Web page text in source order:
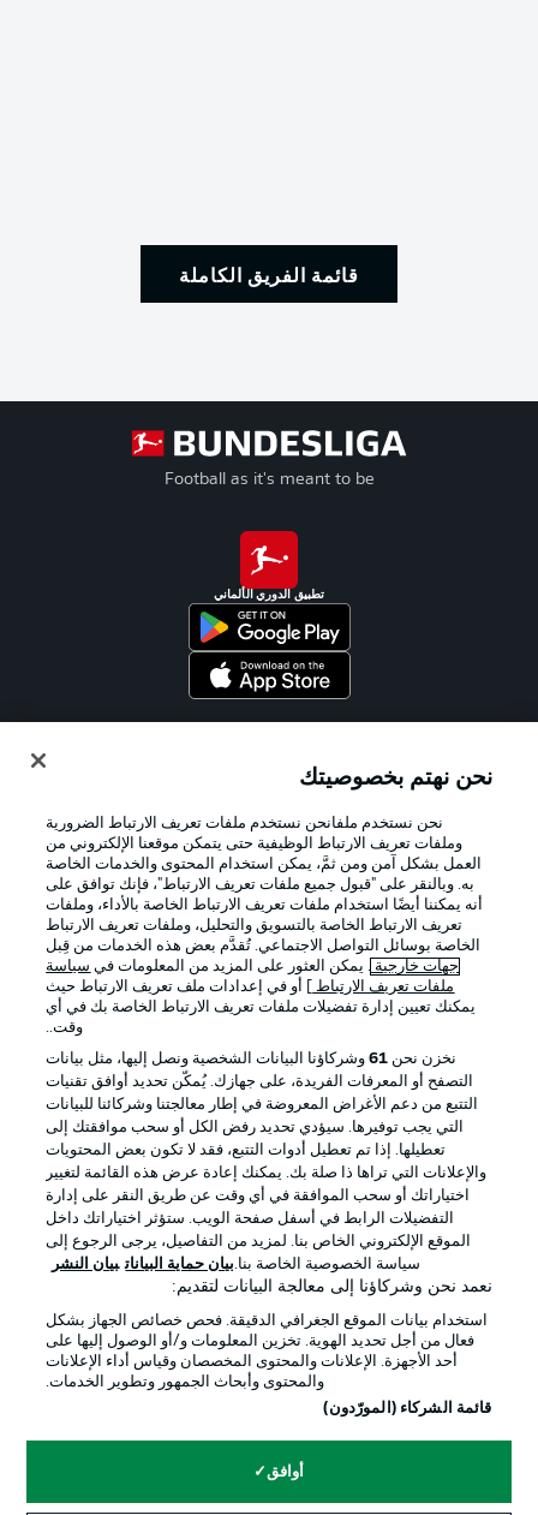
قائمة الفريق الكاملة
Football as it's meant to be
تطبيق الدوري الألماني
الإعلانات الإخطارات القانونية
شروط الاستخدام القنوات الناقلة
الوظائف جهة النشر
تواصل معنا اللاعبون
© 2026 Bundesliga-Gruppe GmbH
نحن نهتم بخصوصيتك
نحن نستخدم ملفانحن نستخدم ملفات تعريف الارتباط الضرورية
وملفات تعريف الارتباط الوظيفية حتى يتمكن موقعنا الإلكتروني من
العمل بشكل آمن ومن ثمَّ، يمكن استخدام المحتوى والخدمات الخاصة
به. وبالنقر على "قبول جميع ملفات تعريف الارتباط"، فإنك توافق على
أنه يمكننا أيضًا استخدام ملفات تعريف الارتباط الخاصة بالأداء، وملفات
تعريف الارتباط الخاصة بالتسويق والتحليل، وملفات تعريف الارتباط
الخاصة بوسائل التواصل الاجتماعي. تُقدَّم بعض هذه الخدمات من قِبل
جهات خارجية . يمكن العثور على المزيد من المعلومات في سياسة
ملفات تعريف الارتباط
] أو في إعدادات ملف تعريف الارتباط حيث
يمكنك تعيين إدارة تفضيلات ملفات تعريف الارتباط الخاصة بك في أي
وقت..
نخزن نحن 61وشركاؤنا البيانات الشخصية ونصل إليها، مثل بيانات
التصفح أو المعرفات الفريدة، على جهازك. يُمكّن تحديد أوافق تقنيات
التتبع من دعم الأغراض المعروضة في إطار معالجتنا وشركائنا للبيانات
التي يجب توفيرها. سيؤدي تحديد رفض الكل أو سحب موافقتك إلى
تعطيلها. إذا تم تعطيل أدوات التتبع، فقد لا تكون بعض المحتويات
والإعلانات التي تراها ذا صلة بك. يمكنك إعادة عرض هذه القائمة لتغيير
اختياراتك أو سحب الموافقة في أي وقت عن طريق النقر على إدارة
التفضيلات الرابط في أسفل صفحة الويب. ستؤثر اختياراتك داخل
الموقع الإلكتروني الخاص بنا. لمزيد من التفاصيل، يرجى الرجوع إلى
سياسة الخصوصية الخاصة بنا.بيان حماية البيانات بيان النشر
نعمد نحن وشركاؤنا إلى معالجة البيانات لتقديم:
استخدام بيانات الموقع الجغرافي الدقيقة. فحص خصائص الجهاز بشكل
فعال من أجل تحديد الهوية. تخزين المعلومات و/أو الوصول إليها على
أحد الأجهزة. الإعلانات والمحتوى المخصصان وقياس أداء الإعلانات
والمحتوى وأبحاث الجمهور وتطوير الخدمات.
قائمة الشركاء (المورّدون)
أوافق